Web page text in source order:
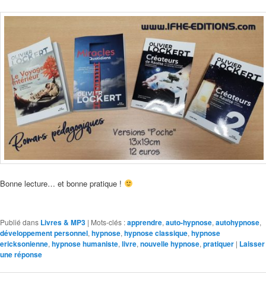
Bonne lecture… et bonne pratique !
Publié dans Livres & MP3 | Mots-clés :apprendre, auto-hypnose, autohypnose,
développement personnel, hypnose, hypnose classique, hypnose
ericksonienne, hypnose humaniste, livre, nouvelle hypnose, pratiquer | Laisser
une réponse